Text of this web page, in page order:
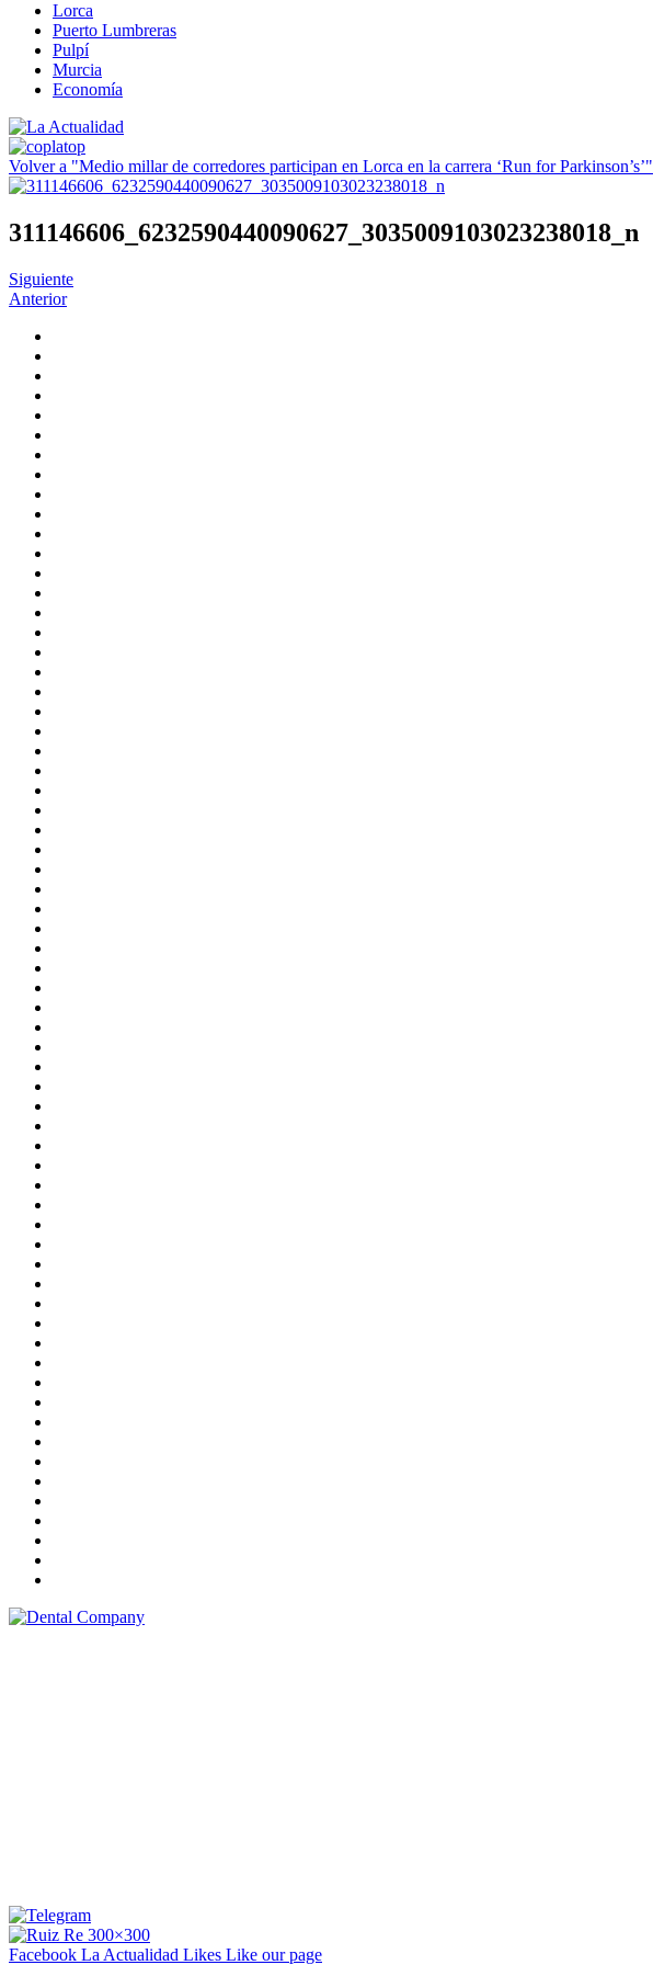
Lorca
Puerto Lumbreras
Pulpí
Murcia
Economía
Volver a "Medio millar de corredores participan en Lorca en la carrera ‘Run for Parkinson’s’"
311146606_6232590440090627_3035009103023238018_n
Siguiente
Anterior
Facebook La Actualidad Likes Like our page